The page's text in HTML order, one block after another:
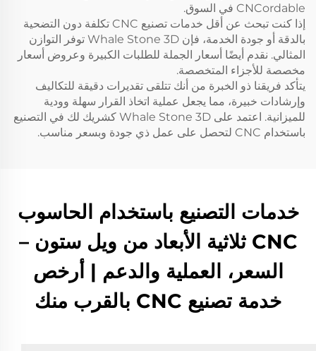
CNCordable في السوق.
إذا كنت تبحث عن أقل خدمات تصنيع CNC تكلفة دون التضحية
بالدقة أو جودة الخدمة، فإن Whale Stone 3D توفر التوازن
المثالي. نقدم أيضًا أسعار الجملة للطلبات الكبيرة وعروض أسعار
مخصصة للأجزاء المتخصصة.
يتأكد فريقنا ذو الخبرة من أنك تتلقى تقديرات دقيقة للتكاليف
وإرشادات خبيرة، مما يجعل عملية اتخاذ القرار سهلة وودية
للميزانية. اعتمد على Whale Stone 3D كشريك لك في التصنيع
باستخدام CNC لتحصل على عمل ذي جودة وبسعر مناسب.
خدمات التصنيع باستخدام الحاسوب
CNC ثلاثية الأبعاد من ويل ستون –
السعر، العملية والدعم | أرخص
خدمة تصنيع CNC بالقرب منك